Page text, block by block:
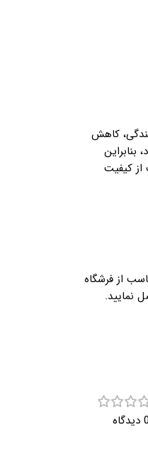
کاهش
از کیفیت
از فرشگاه
نمایید.
0 دیدگاه